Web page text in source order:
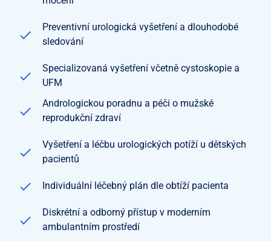
Preventivní urologická vyšetření a dlouhodobé
sledování
Specializovaná vyšetření včetně cystoskopie a
UFM
Andrologickou poradnu a péči o mužské
reprodukční zdraví
Vyšetření a léčbu urologických potíží u dětských
pacientů
Individuální léčebný plán dle obtíží pacienta
Diskrétní a odborný přístup v moderním
ambulantním prostředí